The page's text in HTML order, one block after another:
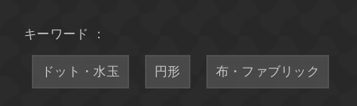
キーワード ：
ドット・水玉 円形 布・ファブリック